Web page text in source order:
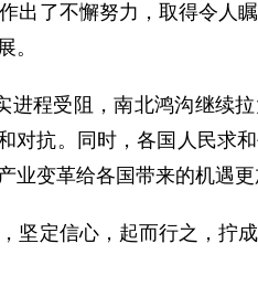
出了不懈努力，取得令人
。
程受阻，南北鸿沟继续
对抗。同时，各国人民求
变革给各国带来的机遇更
坚定信心，起而行之，拧